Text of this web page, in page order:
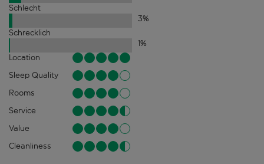
Schlecht
3%
Schrecklich
1%
Location
Sleep Quality
Rooms
Service
Value
Cleanliness